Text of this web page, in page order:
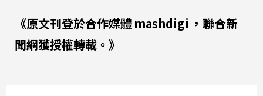
《原文刊登於合作媒體 mashdigi ，聯合新
聞網獲授權轉載。》